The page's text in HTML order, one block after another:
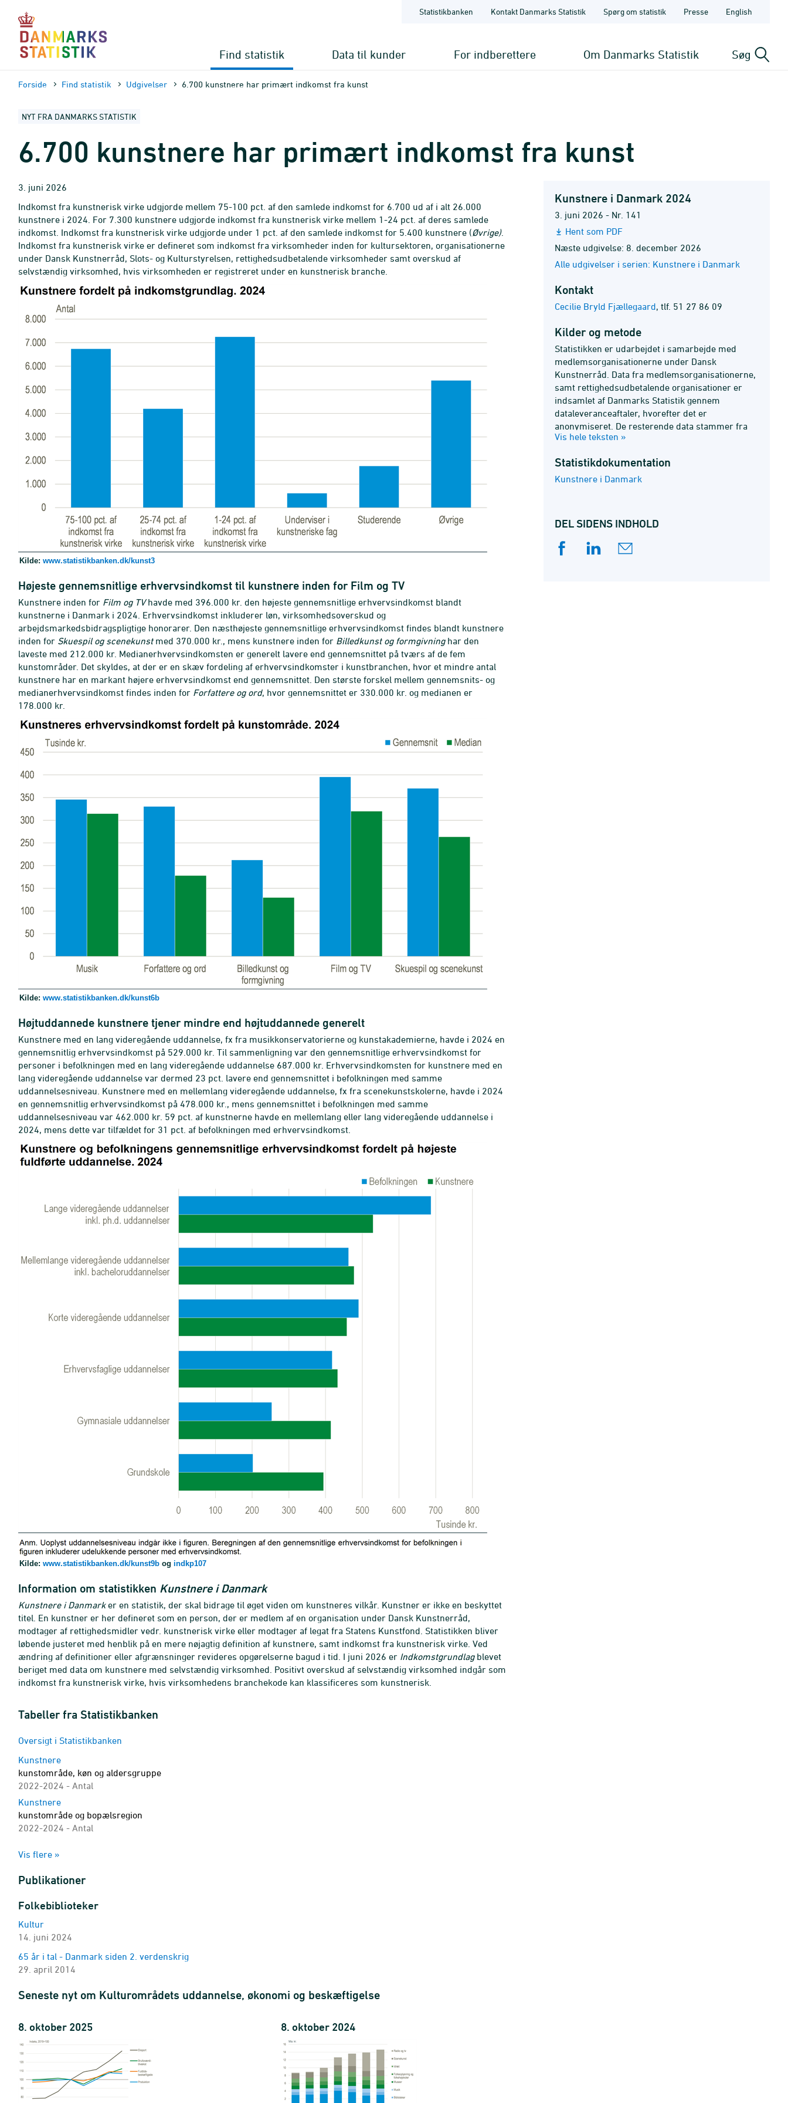
sidens
indhold
Statistikbanken Kontakt Danmarks Statistik Spørg om statistik Presse English
Find statistik Data til kunder For indberettere Om Danmarks Statistik Søg
Forside Find statistik Udgivelser 6.700 kunstnere har primært indkomst fra kunst
NYT FRA DANMARKS STATISTIK
6.700 kunstnere har primært indkomst fra kunst
3. juni 2026
Indkomst fra kunstnerisk virke udgjorde mellem 75-100 pct. af den samlede indkomst for 6.700 ud af i alt 26.000
kunstnere i 2024. For 7.300 kunstnere udgjorde indkomst fra kunstnerisk virke mellem 1-24 pct. af deres samlede
indkomst. Indkomst fra kunstnerisk virke udgjorde under 1 pct. af den samlede indkomst for 5.400 kunstnere (Øvrige).
Indkomst fra kunstnerisk virke er defineret som indkomst fra virksomheder inden for kultursektoren, organisationerne
under Dansk Kunstnerråd, Slots- og Kulturstyrelsen, rettighedsudbetalende virksomheder samt overskud af
selvstændig virksomhed, hvis virksomheden er registreret under en kunstnerisk branche.
Kilde: www.statistikbanken.dk/kunst3
Højeste gennemsnitlige erhvervsindkomst til kunstnere inden for Film og TV
Kunstnere inden for Film og TVhavde med 396.000 kr. den højeste gennemsnitlige erhvervsindkomst blandt
kunstnerne i Danmark i 2024. Erhvervsindkomst inkluderer løn, virksomhedsoverskud og
arbejdsmarkedsbidragspligtige honorarer. Den næsthøjeste gennemsnitlige erhvervsindkomst findes blandt kunstnere
inden for Skuespil og scenekunstmed 370.000 kr., mens kunstnere inden for Billedkunst og formgivninghar den
laveste med 212.000 kr. Medianerhvervsindkomsten er generelt lavere end gennemsnittet på tværs af de fem
kunstområder. Det skyldes, at der er en skæv fordeling af erhvervsindkomster i kunstbranchen, hvor et mindre antal
kunstnere har en markant højere erhvervsindkomst end gennemsnittet. Den største forskel mellem gennemsnits- og
medianerhvervsindkomst findes inden for Forfattere og ord, hvor gennemsnittet er 330.000 kr. og medianen er
178.000 kr.
Kilde: www.statistikbanken.dk/kunst6b
Højtuddannede kunstnere tjener mindre end højtuddannede generelt
Kunstnere med en lang videregående uddannelse, fx fra musikkonservatorierne og kunstakademierne, havde i 2024 en
gennemsnitlig erhvervsindkomst på 529.000 kr. Til sammenligning var den gennemsnitlige erhvervsindkomst for
personer i befolkningen med en lang videregående uddannelse 687.000 kr. Erhvervsindkomsten for kunstnere med en
lang videregående uddannelse var dermed 23 pct. lavere end gennemsnittet i befolkningen med samme
uddannelsesniveau. Kunstnere med en mellemlang videregående uddannelse, fx fra scenekunstskolerne, havde i 2024
en gennemsnitlig erhvervsindkomst på 478.000 kr., mens gennemsnittet i befolkningen med samme
uddannelsesniveau var 462.000 kr. 59 pct. af kunstnerne havde en mellemlang eller lang videregående uddannelse i
2024, mens dette var tilfældet for 31 pct. af befolkningen med erhvervsindkomst.
Kilde: www.statistikbanken.dk/kunst9b og indkp107
Information om statistikken Kunstnere i Danmark
Kunstnere i Danmarker en statistik, der skal bidrage til øget viden om kunstneres vilkår. Kunstner er ikke en beskyttet
titel. En kunstner er her defineret som en person, der er medlem af en organisation under Dansk Kunstnerråd,
modtager af rettighedsmidler vedr. kunstnerisk virke eller modtager af legat fra Statens Kunstfond. Statistikken bliver
løbende justeret med henblik på en mere nøjagtig definition af kunstnere, samt indkomst fra kunstnerisk virke. Ved
ændring af definitioner eller afgrænsninger revideres opgørelserne bagud i tid. I juni 2026 er Indkomstgrundlagblevet
beriget med data om kunstnere med selvstændig virksomhed. Positivt overskud af selvstændig virksomhed indgår som
indkomst fra kunstnerisk virke, hvis virksomhedens branchekode kan klassificeres som kunstnerisk.
Kunstnere i Danmark 2024
3. juni 2026 - Nr. 141
Hent som PDF
Næste udgivelse: 8. december 2026
Alle udgivelser i serien: Kunstnere i Danmark
Kontakt
Cecilie Bryld Fjællegaard, tlf. 51 27 86 09
Kilder og metode
Statistikken er udarbejdet i samarbejde med
medlemsorganisationerne under Dansk
Kunstnerråd. Data fra medlemsorganisationerne,
samt rettighedsudbetalende organisationer er
indsamlet af Danmarks Statistik gennem
dataleveranceaftaler, hvorefter det er
anonymiseret. De resterende data stammer fra
offentlige myndigheder og eksisterende registre,
Statistiks §6.
Vis hele teksten »
Statistik­dokumentation
Kunstnere i Danmark
DEL SIDENS INDHOLD
Tabeller fra Statistikbanken
Oversigt i Statistikbanken
Kunstnere
kunstområde, køn og aldersgruppe
2022-2024 - Antal
Kunstnere
kunstområde og bopælsregion
2022-2024 - Antal
kunstområde, indkomstgrundlag og aldersgruppe
Kunstnere
kunstområde, familietype, køn og aldersgruppe
2022-2024 - Antal
Kunstnere
kunstområde, uddannelsesniveau, køn og aldersgruppe
2022-2024 - Antal
Kunstneres indkomst
2019-2024
kunstområde, væsentligste indkomstkilde, aldersgruppe, indkomsttype og enhed
2019-2024
Kunstneres indkomst
kunstområde, væsentligste indkomstkilde, indkomstgrundlag, indkomsttype og enhed
2019-2024
Kunstneres indkomst
Vis flere »
Publikationer
Folkebiblioteker
Kultur
14. juni 2024
65 år i tal - Danmark siden 2. verdenskrig
29. april 2014
Seneste nyt om Kulturområdets uddannelse, økonomi og beskæftigelse
8. oktober 2025 8. oktober 2024